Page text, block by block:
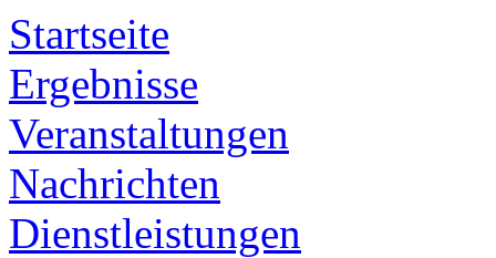
Startseite
Ergebnisse
Veranstaltungen
Nachrichten
Dienstleistungen